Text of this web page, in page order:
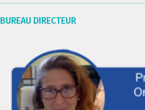
BUREAU DIRECTEUR